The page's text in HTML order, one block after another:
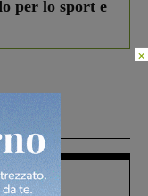
per lo sport e
×